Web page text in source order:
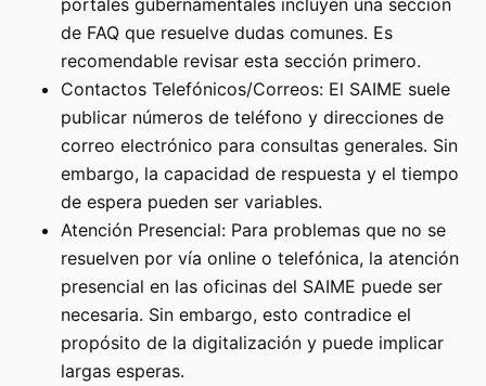
portales gubernamentales incluyen una sección
de FAQ que resuelve dudas comunes. Es
recomendable revisar esta sección primero.
Contactos Telefónicos/Correos: El SAIME suele
publicar números de teléfono y direcciones de
correo electrónico para consultas generales. Sin
embargo, la capacidad de respuesta y el tiempo
de espera pueden ser variables.
Atención Presencial: Para problemas que no se
resuelven por vía online o telefónica, la atención
presencial en las oficinas del SAIME puede ser
necesaria. Sin embargo, esto contradice el
propósito de la digitalización y puede implicar
largas esperas.